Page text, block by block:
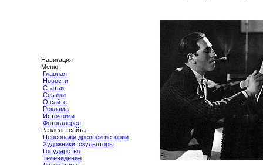
Навигация
Меню
Главная
Новости
Статьи
Ссылки
О сайте
Реклама
Источники
Фотогалерея
Разделы сайта
Персонажи древней истории
Художники, скульпторы
Государство
Телевидение